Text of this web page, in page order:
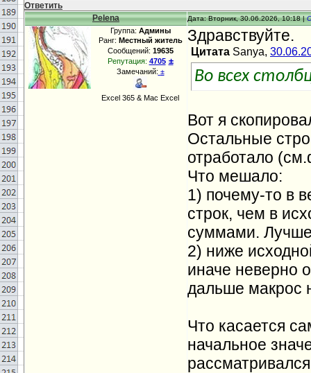
Ответить
Pelena
Дата: Вторник, 30.06.2026, 10:18 |
Группа: Админы
Ранг: Местный житель
Сообщений: 19635
Репутация: 4705 ±
Замечаний: ±
Excel 365 & Mac Excel
Здравствуйте.
Цитата Sanya,
Во всех
Вот я
Остальные
отработало
Что мешало:
1) почему-то в
строк, чем в
суммами. Лучше
2) ниже
иначе неверно
дальше макрос
Что касается
начальное